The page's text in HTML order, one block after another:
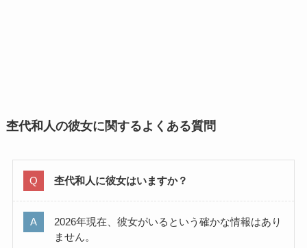
杢代和人の彼女に関するよくある質問
杢代和人に彼女はいますか？
2026年現在、彼女がいるという確かな情報はあり
ません。